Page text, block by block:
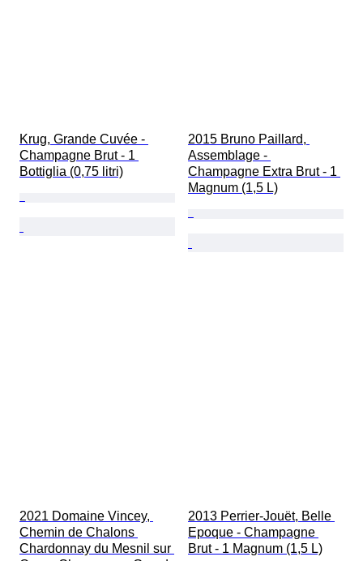
Krug, Grande Cuvée -
Champagne Brut - 1
Bottiglia (0,75 litri)
2015 Bruno Paillard,
Assemblage -
Champagne Extra Brut - 1
Magnum (1,5 L)
2021 Domaine Vincey,
Chemin de Chalons
Chardonnay du Mesnil sur
2013 Perrier-Jouët, Belle
Epoque - Champagne
Brut - 1 Magnum (1,5 L)